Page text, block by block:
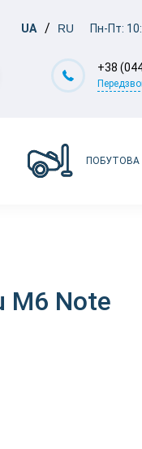
UA RU Пн-Пт:
+38
ПОБУТОВА
M6 Note